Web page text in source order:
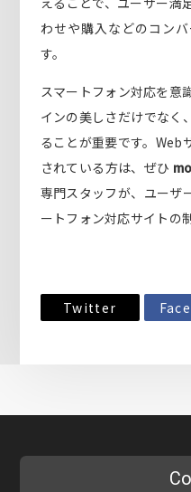
わせや購入などのコン
す。
スマートフォン対応を意
インの美しさだけでなく
ることが重要です。Web
されている方は、ぜひ
専門スタッフが、ユーザ
ートフォン対応サイトの
Twitter